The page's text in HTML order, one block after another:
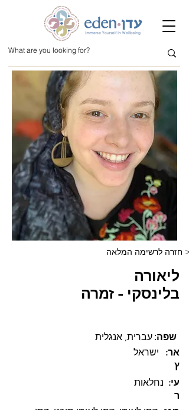
חזרה לרשימה המלאה >
ליאורה
בלינסקי - זמרה
עברית, אנגלית :שפה
ישראל
:אר
ץ
נחלאות :עי
ר